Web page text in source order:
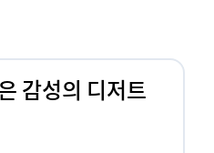
감성의 디저트